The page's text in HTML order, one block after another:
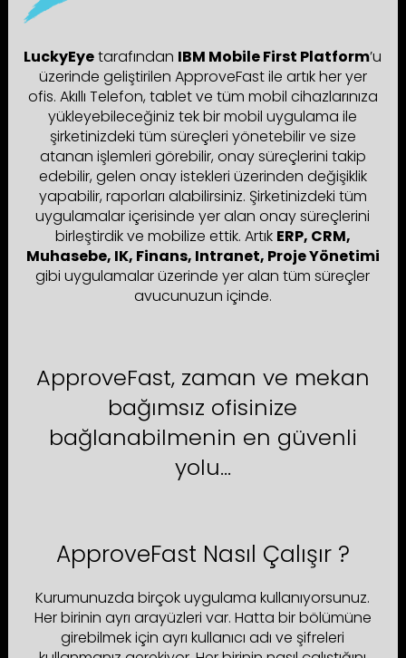
LuckyEyetarafından IBM Mobile First Platform’u
üzerinde geliştirilen ApproveFast ile artık her yer
ofis. Akıllı Telefon, tablet ve tüm mobil cihazlarınıza
yükleyebileceğiniz tek bir mobil uygulama ile
şirketinizdeki tüm süreçleri yönetebilir ve size
atanan işlemleri görebilir, onay süreçlerini takip
edebilir, gelen onay istekleri üzerinden değişiklik
yapabilir, raporları alabilirsiniz. Şirketinizdeki tüm
uygulamalar içerisinde yer alan onay süreçlerini
birleştirdik ve mobilize ettik. Artık ERP, CRM,
Muhasebe, IK, Finans, Intranet, Proje Yönetimi
gibi uygulamalar üzerinde yer alan tüm süreçler
avucunuzun içinde.
ApproveFast, zaman ve mekan
bağımsız ofisinize
bağlanabilmenin en güvenli
yolu...
ApproveFast Nasıl Çalışır ?
Kurumunuzda birçok uygulama kullanıyorsunuz.
Her birinin ayrı arayüzleri var. Hatta bir bölümüne
girebilmek için ayrı kullanıcı adı ve şifreleri